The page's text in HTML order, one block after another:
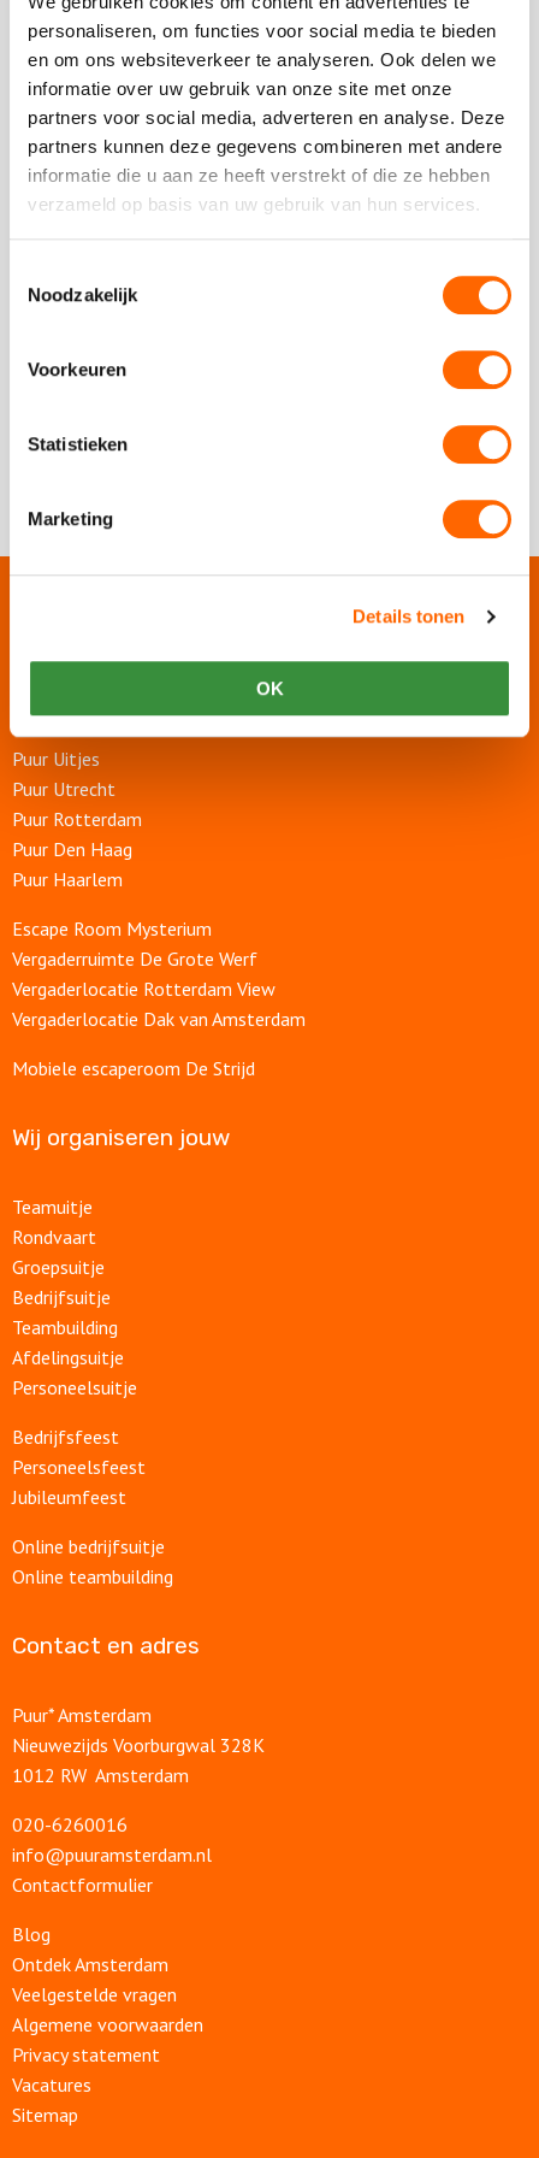
personaliseren, om functies voor social media te bieden
en om ons websiteverkeer te analyseren. Ook delen we
informatie over uw gebruik van onze site met onze
partners voor social media, adverteren en analyse. Deze
partners kunnen deze gegevens combineren met andere
informatie die u aan ze heeft verstrekt of die ze hebben
verzameld op basis van uw gebruik van hun services.
Noodzakelijk
Voorkeuren
Statistieken
Marketing
Details tonen
OK
Geplaatst op 23 december 2024
Als je ooit hebt gedacht: “ik zou willen dat ik net zo
moeiteloos mooie landschappen kon schilderen als Bob
Ross,” ...
Read
more
Amsterdam is een paradijs voor fijnproevers en bij Puur*
doen juichen. Of je ...
more
Puur Feesten
Puur Uitjes
Puur Utrecht
Puur Rotterdam
Puur Den Haag
Puur Haarlem
Escape Room Mysterium
Vergaderruimte De Grote Werf
Vergaderlocatie Rotterdam View
Vergaderlocatie Dak van Amsterdam
Mobiele escaperoom De Strijd
Wij organiseren jouw
Teamuitje
Rondvaart
Groepsuitje
Bedrijfsuitje
Teambuilding
Afdelingsuitje
Personeelsuitje
Bedrijfsfeest
Personeelsfeest
Jubileumfeest
Online bedrijfsuitje
Online teambuilding
Contact en adres
Puur* Amsterdam
Nieuwezijds Voorburgwal 328K
1012 RW Amsterdam
020-6260016
info@puuramsterdam.nl
Contactformulier
Blog
Ontdek Amsterdam
Veelgestelde vragen
Algemene voorwaarden
Privacy statement
Vacatures
Sitemap